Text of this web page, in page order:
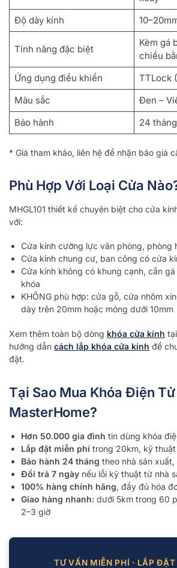
Độ dày kính
Tính năng đặc biệt
Kèm gá
chiều
Ứng dụng điều khiển
TTLock
Màu sắc
Đen –
Bảo hành
24 tháng
* Giá tham khảo, liên hệ để nhận báo giá
Phù Hợp Với Loại Cửa
MHGL101 thiết kế chuyên biệt cho cửa
với:
Cửa kính cường lực văn phòng, phòng
Cửa kính chung cư, ban công có cửa
Cửa kính không có khung cạnh, cần
khóa
KHÔNG phù hợp: cửa gỗ, cửa nhôm
dày trên 20mm hoặc mỏng dưới 10mm
Xem thêm toàn bộ dòng khóa cửa kính tại
hướng dẫn cách lắp khóa cửa kính để
đặt.
Tại Sao Mua Khóa Điện
MasterHome?
Hơn 50.000 gia đình tin dùng khóa
Lắp đặt miễn phí trong 20km, kỹ
Bảo hành 24 tháng theo nhà sản
Đổi trả 7 ngày nếu lỗi kỹ thuật từ nhà
100% hàng chính hãng, đầy đủ hóa
Giao hàng nhanh: dưới 5km trong 60
2–3 giờ
TƯ VẤN MIỄN PHÍ · LẮP